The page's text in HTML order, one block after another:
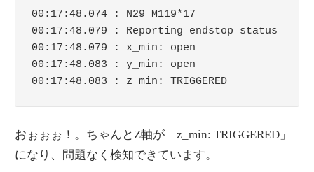
00:17:48.074 : N29 M119*17
00:17:48.079 : Reporting endstop status
00:17:48.079 : x_min: open
00:17:48.083 : y_min: open
00:17:48.083 : z_min: TRIGGERED
おぉぉぉ！。ちゃんとZ軸が「z_min: TRIGGERED」
になり、問題なく検知できています。